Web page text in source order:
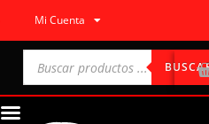
Mi Cuenta